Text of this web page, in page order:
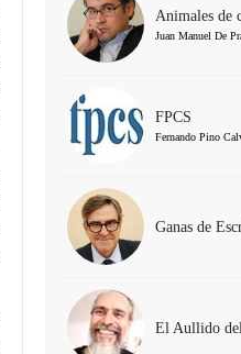
Animales de
Juan Manuel De
FPCS
Fernando Pino
Ganas de
El Aullido